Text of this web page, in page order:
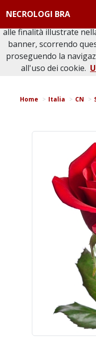
NECROLOGI BRA
Torna indietro
Home Italia CN
Questo sito o gli
avvalgono di cookie
alle finalità illustrate
banner, scorrendo
proseguendo la
all'uso dei cookie.